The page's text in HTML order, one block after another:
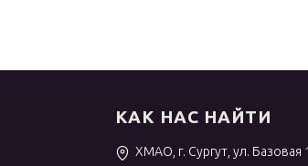
КАК НАС НАЙТИ
ХМАО, г. Сургут, ул. Базовая